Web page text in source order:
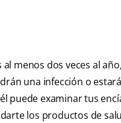
menos dos veces al
una infección o
puede examinar tus
los productos de